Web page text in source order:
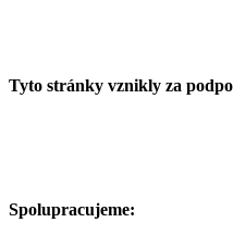
Tyto stránky vznikly za
Spolupracujeme: